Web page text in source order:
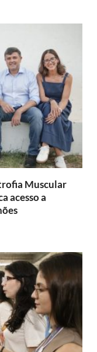
Muscular
acesso a